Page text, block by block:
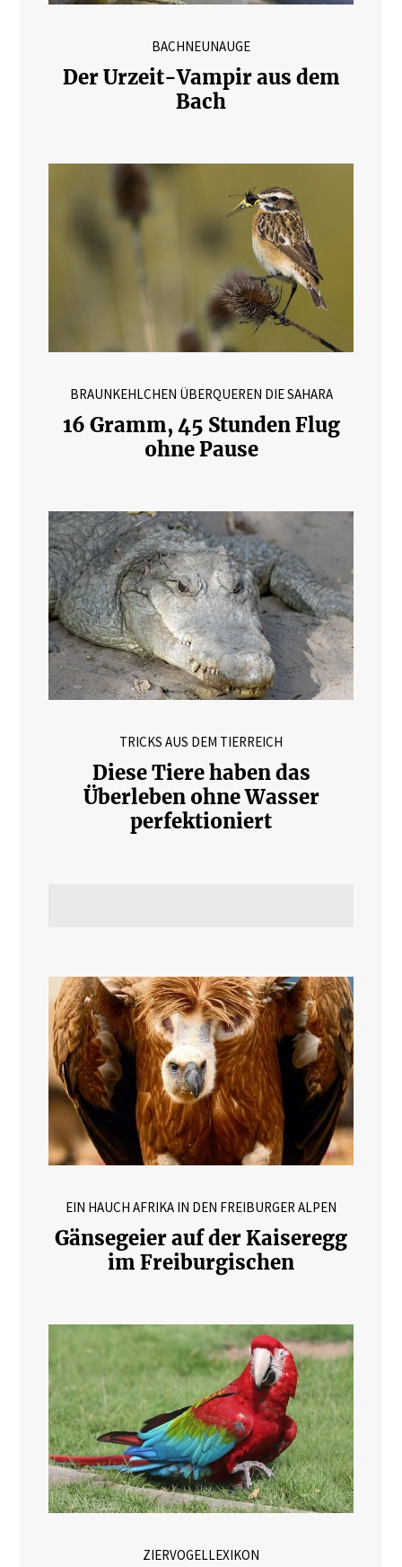
BACHNEUNAUGE
Der Urzeit-Vampir aus dem
Bach
BRAUNKEHLCHEN ÜBERQUEREN DIE SAHARA
16 Gramm, 45 Stunden Flug
ohne Pause
TRICKS AUS DEM TIERREICH
Diese Tiere haben das
Überleben ohne Wasser
perfektioniert
EIN HAUCH AFRIKA IN DEN FREIBURGER ALPEN
Gänsegeier auf der Kaiseregg
im Freiburgischen
ZIERVOGELLEXIKON